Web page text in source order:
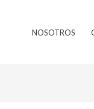
NOSOTROS